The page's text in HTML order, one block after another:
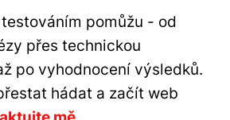
pomůžu - od
přes technickou
po vyhodnocení výsledků.
hádat a začít web